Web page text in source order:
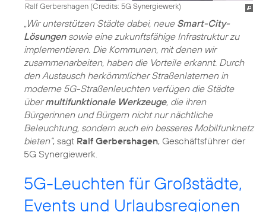
Ralf Gerbershagen (Credits: 5G Synergiewerk)
„Wir unterstützen Städte dabei, neue Smart-City-
Lösungensowie eine zukunftsfähige Infrastruktur zu
implementieren. Die Kommunen, mit denen wir
zusammenarbeiten, haben die Vorteile erkannt. Durch
den Austausch herkömmlicher Straßenlaternen in
moderne 5G-Straßenleuchten verfügen die Städte
übermultifunktionale Werkzeuge, die ihren
Bürgerinnen und Bürgern nicht nur nächtliche
Beleuchtung, sondern auch ein besseres Mobilfunknetz
bieten“, sagt Ralf Gerbershagen, Geschäftsführer der
5G Synergiewerk.
5G-Leuchten für Großstädte,
Events und Urlaubsregionen